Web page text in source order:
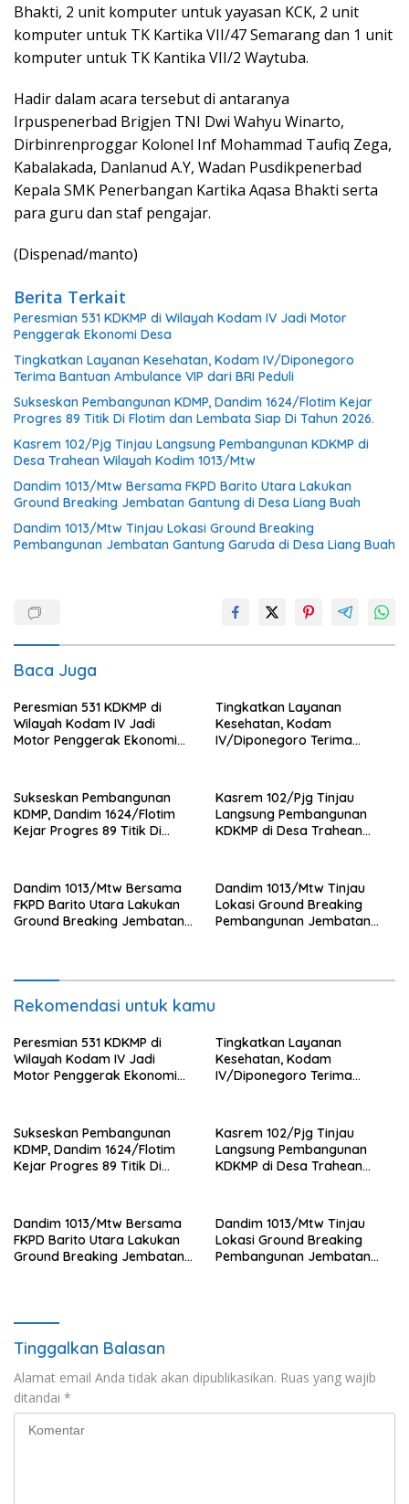
Bhakti, 2 unit komputer untuk yayasan KCK, 2 unit
komputer untuk TK Kartika VII/47 Semarang dan 1 unit
komputer untuk TK Kantika VII/2 Waytuba.
Hadir dalam acara tersebut di antaranya
Irpuspenerbad Brigjen TNI Dwi Wahyu Winarto,
Dirbinrenproggar Kolonel Inf Mohammad Taufiq Zega,
Kabalakada, Danlanud A.Y, Wadan Pusdikpenerbad
Kepala SMK Penerbangan Kartika Aqasa Bhakti serta
para guru dan staf pengajar.
(Dispenad/manto)
Berita Terkait
Peresmian 531 KDKMP di Wilayah Kodam IV Jadi Motor
Penggerak Ekonomi Desa
Tingkatkan Layanan Kesehatan, Kodam IV/Diponegoro
Terima Bantuan Ambulance VIP dari BRI Peduli
Sukseskan Pembangunan KDMP, Dandim 1624/Flotim Kejar
Progres 89 Titik Di Flotim dan Lembata Siap Di Tahun 2026.
Kasrem 102/Pjg Tinjau Langsung Pembangunan KDKMP di
Desa Trahean Wilayah Kodim 1013/Mtw
Dandim 1013/Mtw Bersama FKPD Barito Utara Lakukan
Ground Breaking Jembatan Gantung di Desa Liang Buah
Dandim 1013/Mtw Tinjau Lokasi Ground Breaking
Pembangunan Jembatan Gantung Garuda di Desa Liang Buah
Baca Juga
Peresmian 531 KDKMP di
Wilayah Kodam IV Jadi
Motor Penggerak Ekonomi
Tingkatkan Layanan
Kesehatan, Kodam
IV/Diponegoro Terima
Sukseskan Pembangunan
KDMP, Dandim 1624/Flotim
Kejar Progres 89 Titik Di
Kasrem 102/Pjg Tinjau
Langsung Pembangunan
KDKMP di Desa Trahean
Dandim 1013/Mtw Bersama
FKPD Barito Utara Lakukan
Ground Breaking Jembatan
Dandim 1013/Mtw Tinjau
Lokasi Ground Breaking
Pembangunan Jembatan
Rekomendasi untuk kamu
Peresmian 531 KDKMP di
Wilayah Kodam IV Jadi
Motor Penggerak Ekonomi
Tingkatkan Layanan
Kesehatan, Kodam
IV/Diponegoro Terima
Sukseskan Pembangunan
KDMP, Dandim 1624/Flotim
Kejar Progres 89 Titik Di
Kasrem 102/Pjg Tinjau
Langsung Pembangunan
KDKMP di Desa Trahean
Dandim 1013/Mtw Bersama
FKPD Barito Utara Lakukan
Ground Breaking Jembatan
Dandim 1013/Mtw Tinjau
Lokasi Ground Breaking
Pembangunan Jembatan
Tinggalkan Balasan
Alamat email Anda tidak akan dipublikasikan. Ruas yang wajib
ditandai *